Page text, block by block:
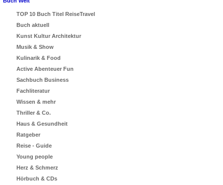
TOP 10 Buch Titel ReiseTravel
Buch aktuell
Kunst Kultur Architektur
Musik & Show
Kulinarik & Food
Active Abenteuer Fun
Sachbuch Business
Fachliteratur
Wissen & mehr
Thriller & Co.
Haus & Gesundheit
Ratgeber
Reise - Guide
Young people
Herz & Schmerz
Hörbuch & CDs